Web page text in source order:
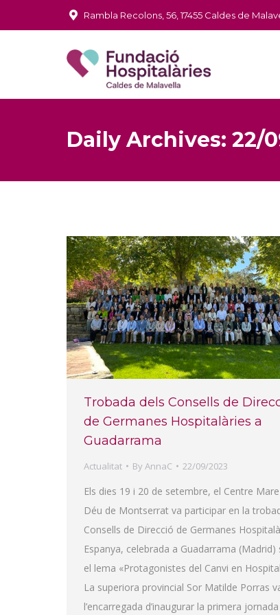
Rambla Recolons, 56, 17455 Caldes de
Daily Archives: 22/
Trobada dels Consells de
de Germanes Hospitalàries a
Guadarrama
Actualitat By AnnaC 22/09/2023
Els dies 19 i 20 de setembre, el Centre
Déu de Montserrat va participar en la
Consells de Direcció de Germanes
Espanya, celebrada a Guadarrama (Madrid)
el lema «Protagonistes del Canvi en
La superiora provincial Sor Matilde Porras
l’encarregada d’inaugurar la primera